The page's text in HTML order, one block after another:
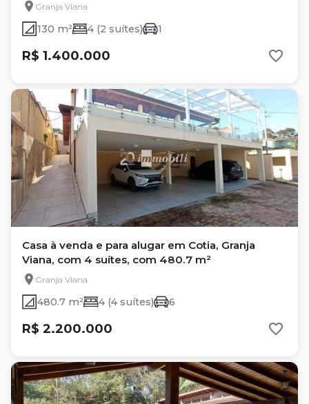
Granja Viana
130 m² 4 (2 suítes) 1
R$ 1.400.000
Casa à venda e para alugar em Cotia, Granja
Viana, com 4 suítes, com 480.7 m²
Granja Viana
480.7 m² 4 (4 suítes) 6
R$ 2.200.000